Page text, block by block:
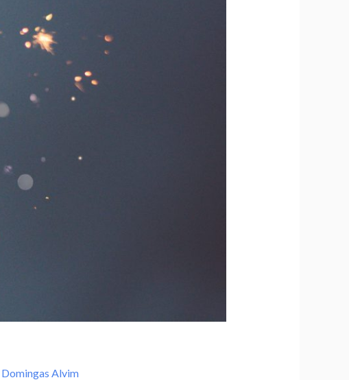
Domingas Alvim